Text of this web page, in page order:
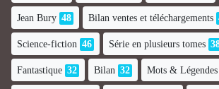
Jean Bury 48 Bilan ventes et téléchargements
Science-fiction 46 Série en plusieurs tomes
Fantastique 32 Bilan 32 Mots &